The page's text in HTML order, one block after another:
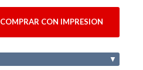
COMPRAR CON IMPRESION
▼